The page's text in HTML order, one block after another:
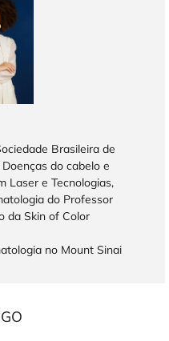
Brasileira de
do cabelo e
Laser e Tecnologias,
do Professor
da Skin of Color
no Mount Sinai